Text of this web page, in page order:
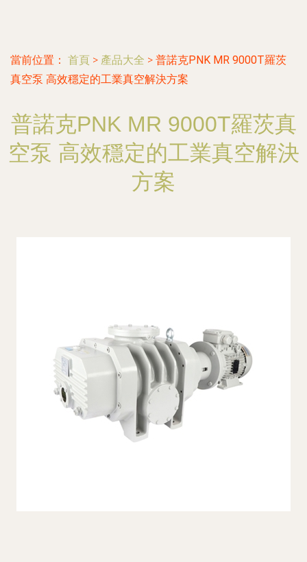
當前位置： 首頁 > 產品大全 > 普諾克PNK MR 9000T羅茨
真空泵 高效穩定的工業真空解決方案
普諾克PNK MR 9000T羅茨真
空泵 高效穩定的工業真空解決
方案